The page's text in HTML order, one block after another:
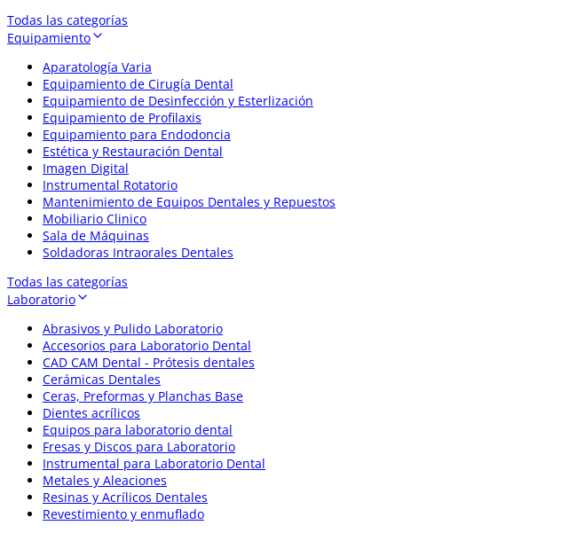
Todas las categorías
Equipamiento
Aparatología Varia
Equipamiento de Cirugía Dental
Equipamiento de Desinfección y Esterlización
Equipamiento de Profilaxis
Equipamiento para Endodoncia
Estética y Restauración Dental
Imagen Digital
Instrumental Rotatorio
Mantenimiento de Equipos Dentales y Repuestos
Mobiliario Clinico
Sala de Máquinas
Soldadoras Intraorales Dentales
Todas las categorías
Laboratorio
Abrasivos y Pulido Laboratorio
Accesorios para Laboratorio Dental
CAD CAM Dental - Prótesis dentales
Cerámicas Dentales
Ceras, Preformas y Planchas Base
Dientes acrílicos
Equipos para laboratorio dental
Fresas y Discos para Laboratorio
Instrumental para Laboratorio Dental
Metales y Aleaciones
Resinas y Acrílicos Dentales
Revestimiento y enmuflado